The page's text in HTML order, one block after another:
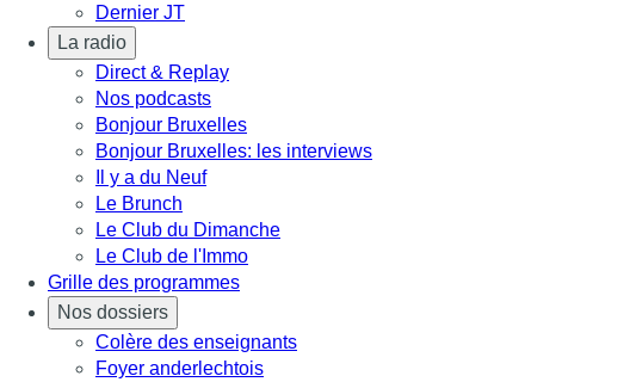
Dernier JT
La radio
Direct & Replay
Nos podcasts
Bonjour Bruxelles
Bonjour Bruxelles: les interviews
Il y a du Neuf
Le Brunch
Le Club du Dimanche
Le Club de l'Immo
Grille des programmes
Nos dossiers
Colère des enseignants
Foyer anderlechtois